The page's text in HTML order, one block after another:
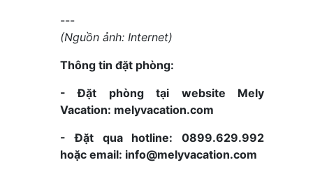
---
(Nguồn ảnh: Internet)
Thông tin đặt phòng:
- Đặt phòng tại website Mely
Vacation: melyvacation.com
- Đặt qua hotline: 0899.629.992
hoặc email: info@melyvacation.com